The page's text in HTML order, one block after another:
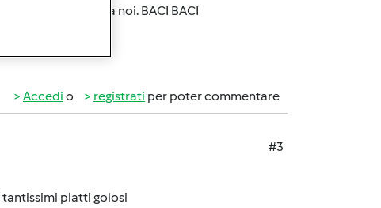
Benvenuta tra noi. BACI BACI
Accedi o registrati per poter commentare
#3
piatti golosi